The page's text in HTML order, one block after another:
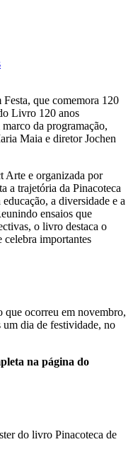
que comemora 120
Livro 120 anos
da programação,
Maia e diretor Jochen
Arte e organizada por
a trajetória da Pinacoteca
a diversidade e a
ensaios que
o livro destaca o
importantes
que ocorreu em novembro,
um dia de festividade, no
na página do
do livro Pinacoteca de